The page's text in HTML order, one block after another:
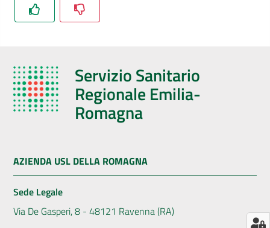
AUSL
Servizi
Dedicato
a...
Servizio Sanitario
Regionale Emilia-
Romagna
AZIENDA USL DELLA ROMAGNA
Sede Legale
Via De Gasperi, 8 - 48121 Ravenna (RA)